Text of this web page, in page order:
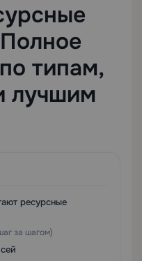
типам,
лучшим
ресурсные
за шагом)